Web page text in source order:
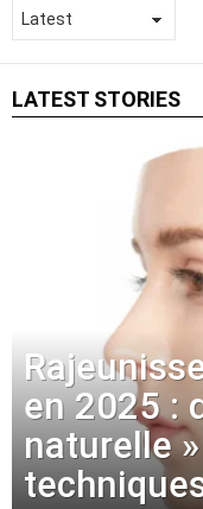
LATEST STORIES
en 2025 :
naturelle